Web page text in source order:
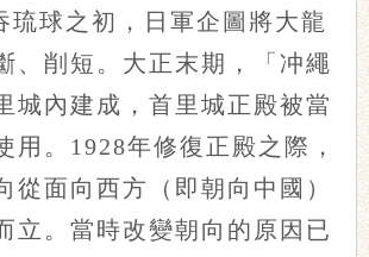
琉球之初，日軍企圖將大龍
、削短。大正末期，「冲繩
城內建成，首里城正殿被當
用。1928年修復正殿之際，
從面向西方（即朝向中國）
立。當時改變朝向的原因已